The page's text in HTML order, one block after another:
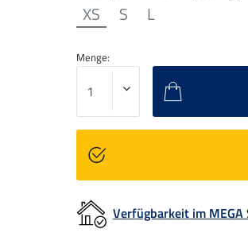
XS S L
Menge:
Verfügbarkeit im MEGA